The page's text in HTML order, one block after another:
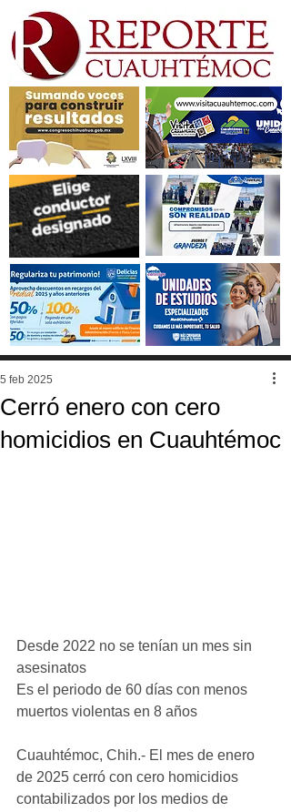
Cerró enero con cero
homicidios en Cuauhtémoc
5 feb 2025
Desde 2022 no se tenían un mes sin
asesinatos
Es el periodo de 60 días con menos
muertos violentas en 8 años
Cuauhtémoc, Chih.- El mes de enero
de 2025 cerró con cero homicidios
contabilizados por los medios de